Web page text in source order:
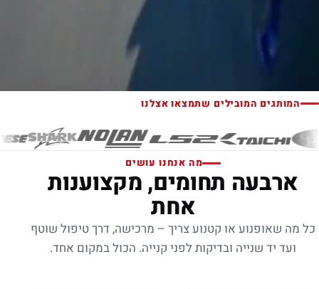
המותגים המובילים שתמצאו אצלנו
מה אנחנו עושים
ארבעה תחומים, מקצוענות
אחת
כל מה שאופנוע או קטנוע צריך – מרכישה, דרך טיפול שוטף
ועד יד שנייה ובדיקות לפני קנייה. הכול במקום אחד.